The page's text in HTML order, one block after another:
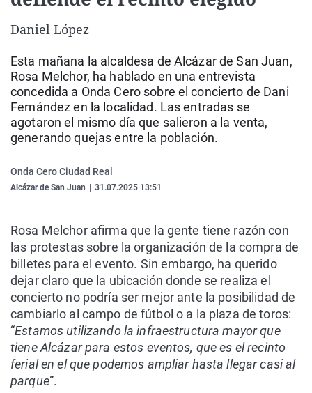
La rosa de los vientos
Como el perro y el
Caso
Equipo de
Operación Viuda
Extremadura
La Rioja
Navarra
País Vasco
Virales
Elecciones
Daniel López
Esta mañana la alcaldesa de Alcázar de San Juan,
Rosa Melchor, ha hablado en una entrevista
concedida a Onda Cero sobre el concierto de Dani
Fernández en la localidad. Las entradas se
agotaron el mismo día que salieron a la venta,
generando quejas entre la población.
Onda Cero Ciudad Real
Alcázar de San Juan 31.07.2025 13:51
Rosa Melchor afirma que la gente tiene razón con
las protestas sobre la organización de la compra de
billetes para el evento. Sin embargo, ha querido
dejar claro que la ubicación donde se realiza el
concierto no podría ser mejor ante la posibilidad de
cambiarlo al campo de fútbol o a la plaza de toros:
“Estamos utilizando la infraestructura mayor que
tiene Alcázar para estos eventos, que es el recinto
ferial en el que podemos ampliar hasta llegar casi al
parque”.